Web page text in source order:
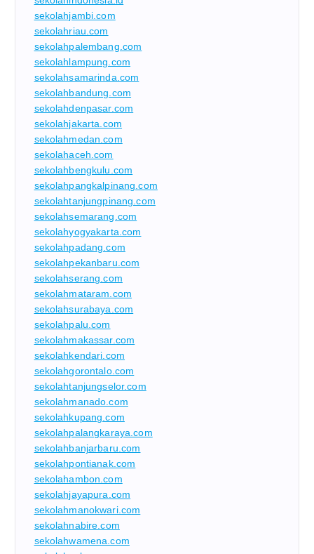
sekolahjambi.com
sekolahriau.com
sekolahpalembang.com
sekolahlampung.com
sekolahsamarinda.com
sekolahbandung.com
sekolahdenpasar.com
sekolahjakarta.com
sekolahmedan.com
sekolahaceh.com
sekolahbengkulu.com
sekolahpangkalpinang.com
sekolahtanjungpinang.com
sekolahsemarang.com
sekolahyogyakarta.com
sekolahpadang.com
sekolahpekanbaru.com
sekolahserang.com
sekolahmataram.com
sekolahsurabaya.com
sekolahpalu.com
sekolahmakassar.com
sekolahkendari.com
sekolahgorontalo.com
sekolahtanjungselor.com
sekolahmanado.com
sekolahkupang.com
sekolahpalangkaraya.com
sekolahbanjarbaru.com
sekolahpontianak.com
sekolahambon.com
sekolahjayapura.com
sekolahmanokwari.com
sekolahnabire.com
sekolahwamena.com